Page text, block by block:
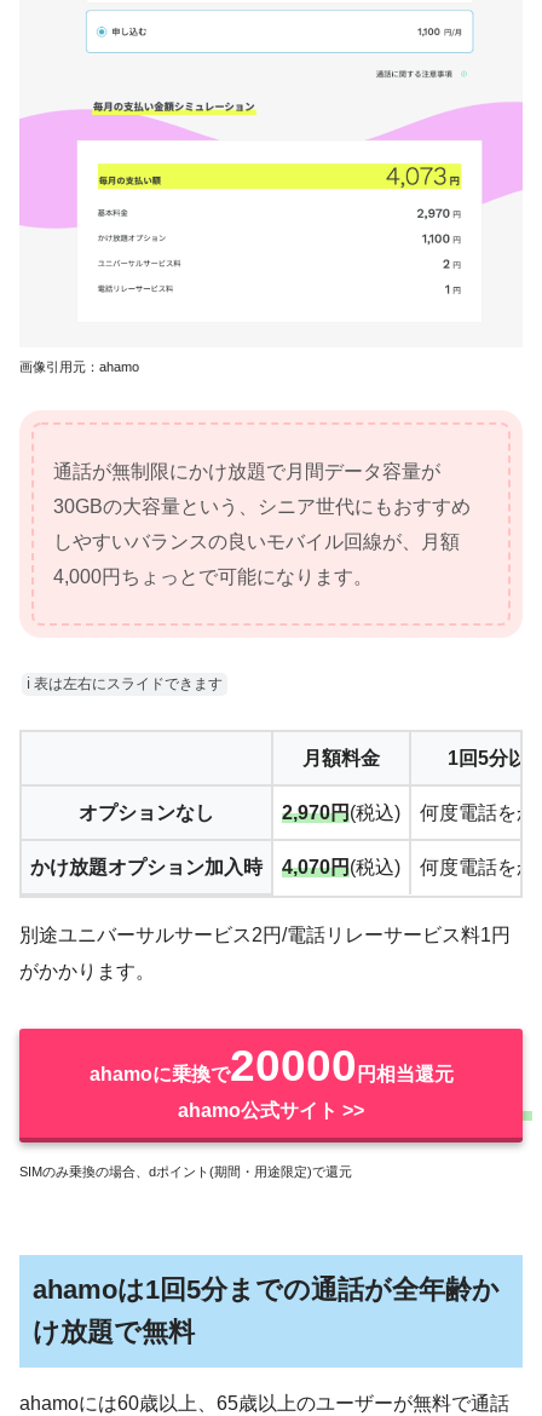
画像引用元：ahamo
通話が無制限にかけ放題で月間データ容量が
30GBの大容量という、シニア世代にもおすすめ
しやすいバランスの良いモバイル回線が、月額
4,000円ちょっとで可能になります。
ℹ︎ 表は左右にスライドできます
月額料金 1回5分以
オプションなし 2,970円(税込) 何度電話をか
かけ放題オプション加入時 4,070円(税込) 何度電話をか
別途ユニバーサルサービス2円/電話リレーサービス料1円
がかかります。
ahamoに乗換で20000 円相当還元
ahamo公式サイト >>
SIMのみ乗換の場合、dポイント(期間・用途限定)で還元
ahamoは1回5分までの通話が全年齢か
け放題で無料
ahamoには60歳以上、65歳以上のユーザーが無料で通話